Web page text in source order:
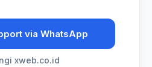
via WhatsApp
xweb.co.id